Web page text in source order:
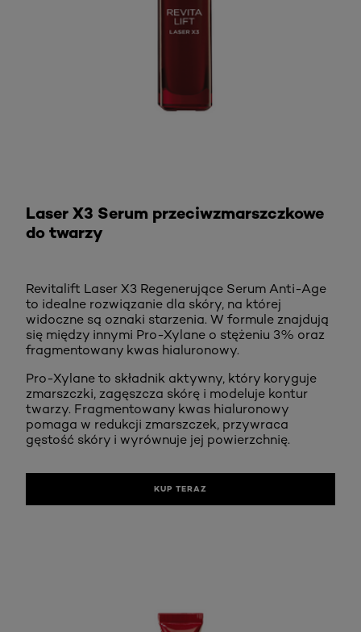
Laser X3 Serum przeciwzmarszczkowe
do twarzy
Revitalift Laser X3 Regenerujące Serum Anti-Age
to idealne rozwiązanie dla skóry, na której
widoczne są oznaki starzenia. W formule znajdują
się między innymi Pro-Xylane o stężeniu 3% oraz
fragmentowany kwas hialuronowy.
Pro-Xylane to składnik aktywny, który koryguje
zmarszczki, zagęszcza skórę i modeluje kontur
twarzy. Fragmentowany kwas hialuronowy
pomaga w redukcji zmarszczek, przywraca
gęstość skóry i wyrównuje jej powierzchnię.
KUP TERAZ